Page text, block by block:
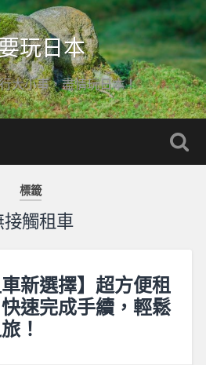
玩日本
大小事，盡情玩日本！
標籤
接觸租車
車新選擇】超方便租
速完成手續，輕鬆
！